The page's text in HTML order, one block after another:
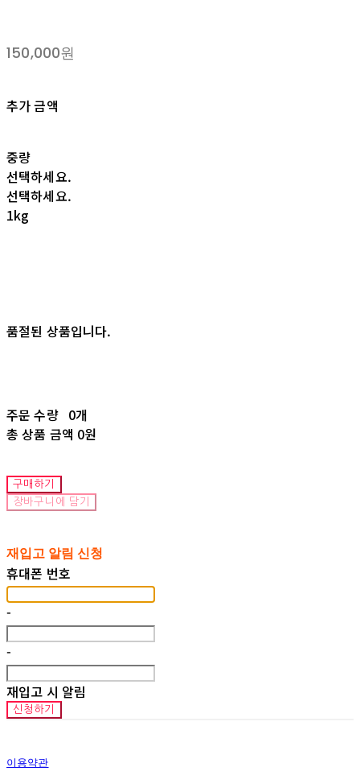
150,000원
추가 금액
중량
선택하세요.
선택하세요.
1kg
품절된 상품입니다.
주문 수량 0개
총 상품 금액 0원
구매하기
장바구니에 담기
재입고 알림 신청
휴대폰 번호
-
-
재입고 시 알림
신청하기
이용약관